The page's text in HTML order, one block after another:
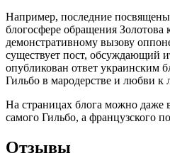
Например, последние
блогосфере обращения Золотова
демонстративному вызову
существует пост, обсуждающий
опубликован ответ украинским
Гильбо в мародерстве и любви к
На страницах блога можно даже
самого Гильбо, а французского
Отзывы